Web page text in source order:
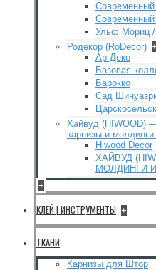
Ульф Мориц /
Родекор (RoDecor) +
Ар-Деко
Базовая
Барокко
Сад
Хайвуд (HIWOOD)
карнизы и молдинги
Hiwood Decor
ХАЙВУД
МОЛДИНГИ
+
КЛЕЙ | ИНСТРУМЕНТЫ +
ТКАНИ
Карнизы для Штор